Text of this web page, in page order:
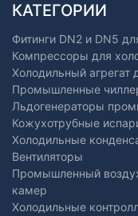
КАТЕГОРИИ
Фитинги DN2 и DN5
Компрессоры для
Холодильный агрегат
Промышленные
Льдогенераторы
Кожухотрубные
Холодильные
Вентиляторы
Промышленный
камер
Холодильные